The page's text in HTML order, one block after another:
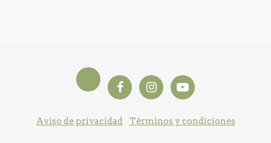
Aviso de privacidad Términos y condiciones